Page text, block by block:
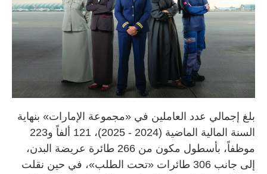
بلغ إجمالي عدد العاملين في «مجموعة الإمارات» بنهاية
السنة المالية الماضية (2024 - 2025)، 121 ألفاً و223
موظفاً، بأسطول مكون من 266 طائرة عريضة البدن،
إلى جانب 306 طائرات «تحت الطلب»، في حين نقلت